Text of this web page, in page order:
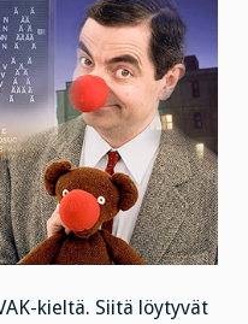
kieltä. Siitä löytyvät